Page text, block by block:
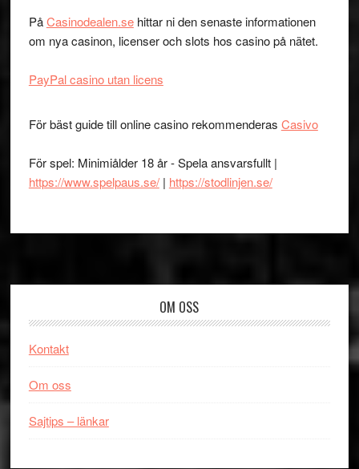
PåCasinodealen.sehittar ni den senaste informationen
om nya casinon, licenser och slots hos casino på nätet.
PayPal casino utan licens
För bäst guide till online casino rekommenderas Casivo
För spel: Minimiålder 18 år - Spela ansvarsfullt |
https://www.spelpaus.se/| https://stodlinjen.se/
OM OSS
Kontakt
Om oss
Sajtips – länkar